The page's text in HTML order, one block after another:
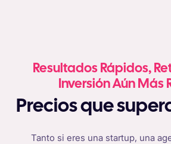
Resultados Rápidos,
Inversión Aún Más
Precios que
Tanto si eres una startup, una